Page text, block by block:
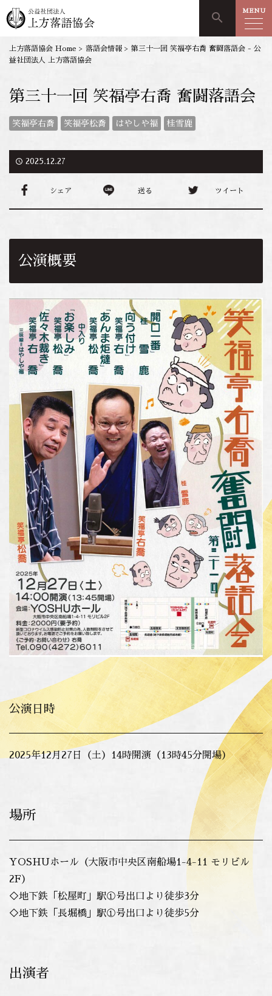
search MENU
上方落語協会 Home > 落語会情報 > 第三十一回 笑福亭右喬 奮闘落語会 - 公
益社団法人 上方落語協会
第三十一回 笑福亭右喬 奮闘落語会
笑福亭右喬 笑福亭松喬 はやしや福 桂雪鹿
access_time 2025.12.27
シェア 送る ツイート
公演概要
公演日時
2025年12月27日（土）14時開演（13時45分開場）
場所
YOSHUホール （大阪市中央区南船場1-4-11 モリビル
2F）
◇地下鉄「松屋町」駅①号出口より徒歩3分
◇地下鉄「長堀橋」駅①号出口より徒歩5分
出演者